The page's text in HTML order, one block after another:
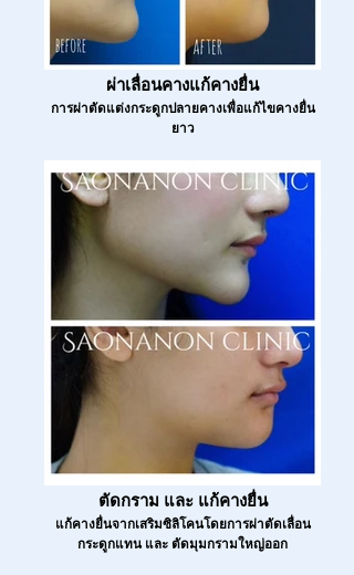
ผ่าเลื่อนคางแก้คางยื่น
การผ่าตัดแต่งกระดูกปลายคางเพื่อแก้ไขคางยื่น
ยาว
ตัดกราม และ แก้คางยื่น
แก้คางยื่นจากเสริมซิลิโคนโดยการผ่าตัดเลื่อน
กระดูกแทน และ ตัดมุมกรามใหญ่ออก